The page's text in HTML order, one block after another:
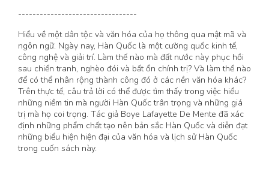
---------------------------------
Hiểu về một dân tộc và văn hóa của họ thông qua mật mã và
ngôn ngữ. Ngày nay, Hàn Quốc là một cường quốc kinh tế,
công nghệ và giải trí. Làm thế nào mà đất nước này phục hồi
sau chiến tranh, nghèo đói và bất ổn chính trị? Và làm thế nào
để có thể nhân rộng thành công đó ở các nền văn hóa khác?
Trên thực tế, câu trả lời có thể được tìm thấy trong việc hiểu
những niềm tin mà người Hàn Quốc trân trọng và những giá
trị mà họ coi trọng. Tác giả Boye Lafayette De Mente đã xác
định những phẩm chất tạo nên bản sắc Hàn Quốc và diễn đạt
những biểu hiện hiện đại của văn hóa và lịch sử Hàn Quốc
trong cuốn sách này.